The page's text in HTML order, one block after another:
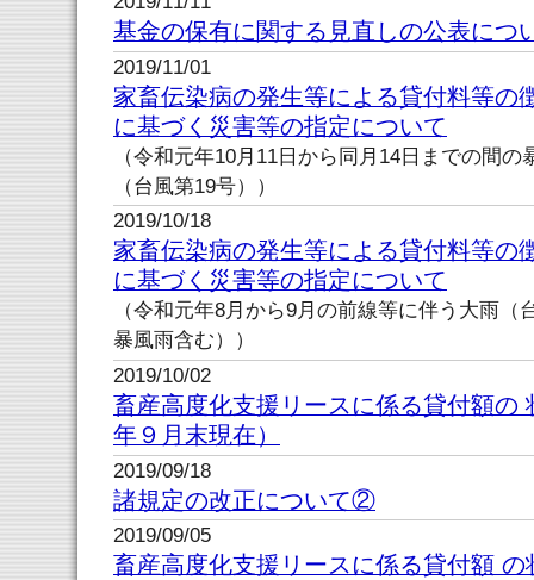
基金の保有に関する見直しの公表につ
2019/11/01
家畜伝染病の発生等による貸付料等の
に基づく災害等の指定について
（令和元年10月11日から同月14日までの間
（台風第19号））
2019/10/18
家畜伝染病の発生等による貸付料等の
に基づく災害等の指定について
（令和元年8月から9月の前線等に伴う大雨（
暴風雨含む））
2019/10/02
畜産高度化支援リースに係る貸付額の
年９月末現在）
2019/09/18
諸規定の改正について②
2019/09/05
畜産高度化支援リースに係る貸付額